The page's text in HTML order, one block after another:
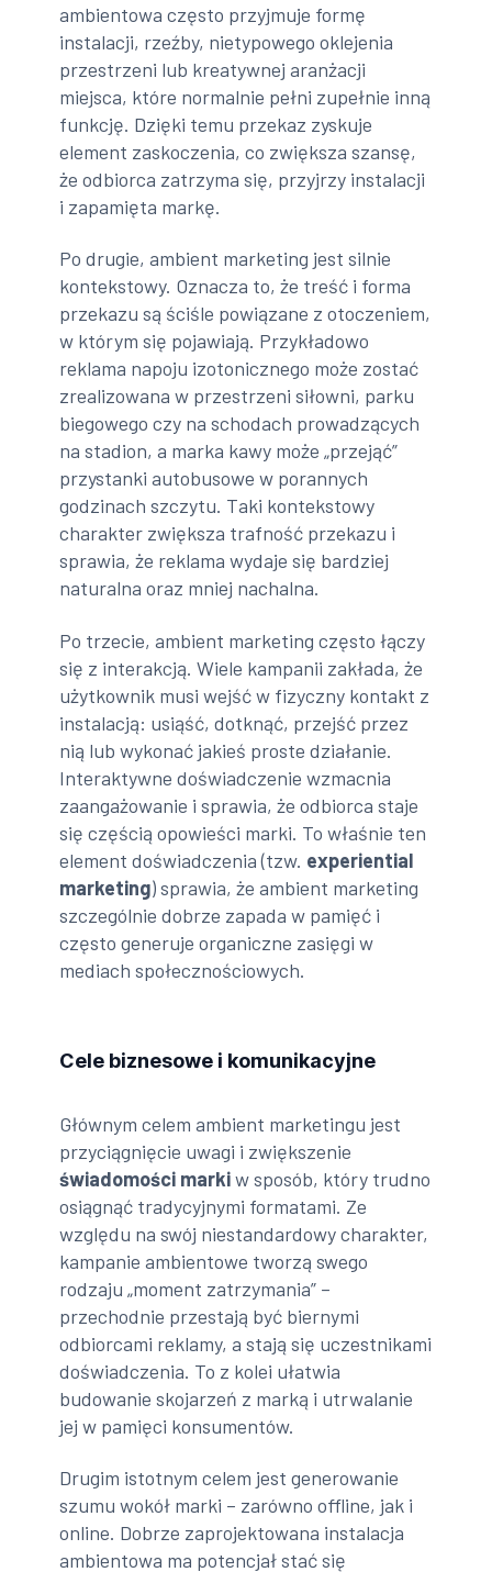
ambientowa często przyjmuje formę
instalacji, rzeźby, nietypowego oklejenia
przestrzeni lub kreatywnej aranżacji
miejsca, które normalnie pełni zupełnie inną
funkcję. Dzięki temu przekaz zyskuje
element zaskoczenia, co zwiększa szansę,
że odbiorca zatrzyma się, przyjrzy instalacji
i zapamięta markę.
Po drugie, ambient marketing jest silnie
kontekstowy. Oznacza to, że treść i forma
przekazu są ściśle powiązane z otoczeniem,
w którym się pojawiają. Przykładowo
reklama napoju izotonicznego może zostać
zrealizowana w przestrzeni siłowni, parku
biegowego czy na schodach prowadzących
na stadion, a marka kawy może „przejąć”
przystanki autobusowe w porannych
godzinach szczytu. Taki kontekstowy
charakter zwiększa trafność przekazu i
sprawia, że reklama wydaje się bardziej
naturalna oraz mniej nachalna.
Po trzecie, ambient marketing często łączy
się z interakcją. Wiele kampanii zakłada, że
użytkownik musi wejść w fizyczny kontakt z
instalacją: usiąść, dotknąć, przejść przez
nią lub wykonać jakieś proste działanie.
Interaktywne doświadczenie wzmacnia
zaangażowanie i sprawia, że odbiorca staje
się częścią opowieści marki. To właśnie ten
element doświadczenia (tzw. experiential
marketing) sprawia, że ambient marketing
szczególnie dobrze zapada w pamięć i
często generuje organiczne zasięgi w
mediach społecznościowych.
Cele biznesowe i komunikacyjne
Głównym celem ambient marketingu jest
przyciągnięcie uwagi i zwiększenie
świadomości markiw sposób, który trudno
osiągnąć tradycyjnymi formatami. Ze
względu na swój niestandardowy charakter,
kampanie ambientowe tworzą swego
rodzaju „moment zatrzymania” –
przechodnie przestają być biernymi
odbiorcami reklamy, a stają się uczestnikami
doświadczenia. To z kolei ułatwia
budowanie skojarzeń z marką i utrwalanie
jej w pamięci konsumentów.
Drugim istotnym celem jest generowanie
szumu wokół marki – zarówno offline, jak i
online. Dobrze zaprojektowana instalacja
ambientowa ma potencjał stać się